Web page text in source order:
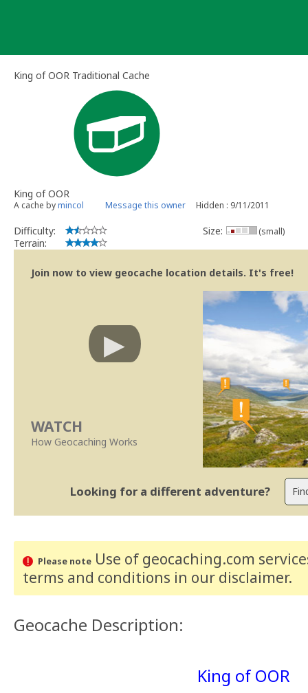
King of OOR Traditional Cache
King of OOR
A cache bymincol Message this owner Hidden : 9/11/2011
Difficulty:
Terrain:
Size: (small)
Join now to view geocache location details. It's free!
WATCH
How Geocaching Works
Looking for a different adventure?
Please noteUse of geocaching.com
terms and conditions in our disclaimer.
Geocache Description:
King of OOR